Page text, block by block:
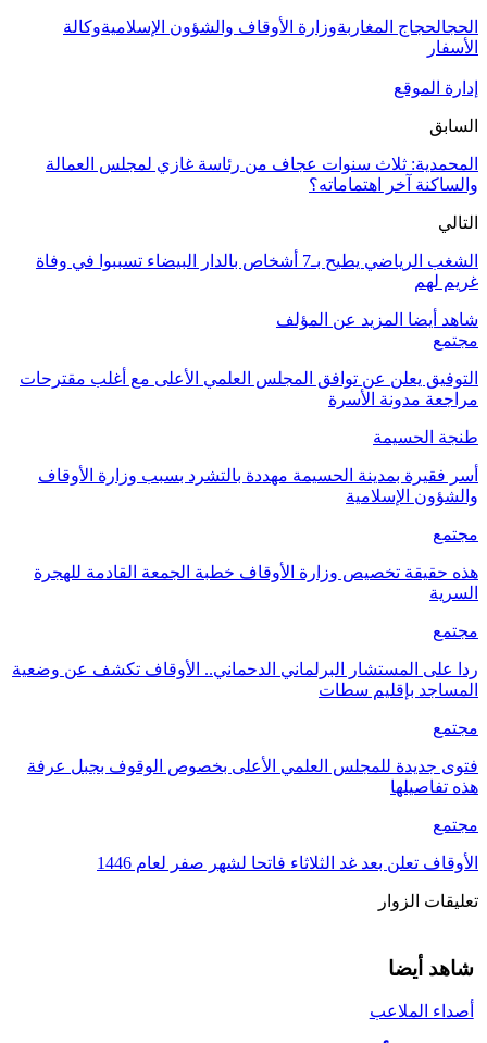
الحجالحجاج المغاربةوزارة الأوقاف والشؤون الإسلاميةوكالة
الأسفار
إدارة الموقع
السابق
المحمدية: ثلاث سنوات عجاف من رئاسة غازي لمجلس العمالة
والساكنة آخر اهتماماته؟
التالي
الشغب الرياضي يطيح بـ7 أشخاص بالدار البيضاء تسببوا في وفاة
غريم لهم
شاهد أيضا المزيد عن المؤلف
مجتمع
التوفيق يعلن عن توافق المجلس العلمي الأعلى مع أغلب مقترحات
مراجعة مدونة الأسرة
طنجة الحسيمة
أسر فقيرة بمدينة الحسيمة مهددة بالتشرد بسبب وزارة الأوقاف
والشؤون الإسلامية
مجتمع
هذه حقيقة تخصيص وزارة الأوقاف خطبة الجمعة القادمة للهجرة
السرية
مجتمع
ردا على المستشار البرلماني الدحماني.. الأوقاف تكشف عن وضعية
المساجد بإقليم سطات
مجتمع
فتوى جديدة للمجلس العلمي الأعلى بخصوص الوقوف بجبل عرفة
هذه تفاصيلها
مجتمع
الأوقاف تعلن بعد غد الثلاثاء فاتحا لشهر صفر لعام 1446
تعليقات الزوار
شاهد أيضا
أصداء الملاعب